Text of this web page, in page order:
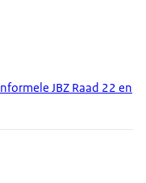
JBZ Raad 22 en